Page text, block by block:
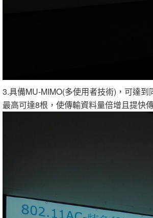
3.具備MU-MIMO(多使用者技術)，可達到
最高可達8根，使傳輸資料量倍增且提快